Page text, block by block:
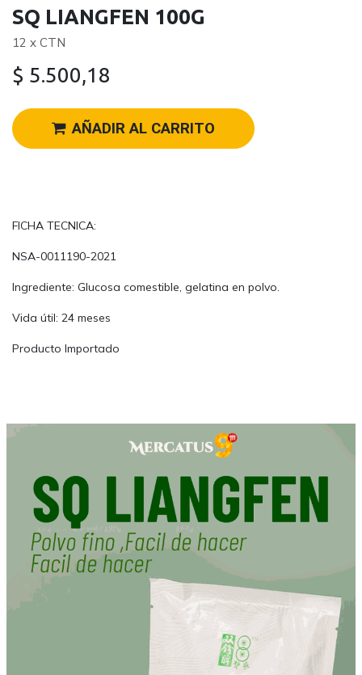
SQ LIANGFEN 100G
12 x CTN
$ 5.500,18
AÑADIR AL CARRITO
FICHA TECNICA:
NSA-0011190-2021
Ingrediente: Glucosa comestible, gelatina en polvo.
Vida útil: 24 meses
Producto Importado